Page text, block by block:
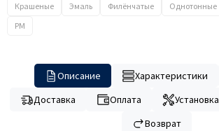
Крашеные
Эмаль Филёнчатые Однотонные
PM
Описание Характеристики
Доставка
Оплата Установка
Возврат